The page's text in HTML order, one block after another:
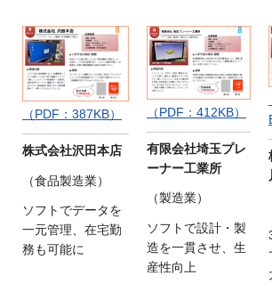
（PDF：387KB）
株式会社沢田本店
（食品製造業）
ソフトでデータを
一元管理、在宅勤
務も可能に
（PDF：412KB）
有限会社埼玉プレ
ーナー工業所
（製造業）
ソフトで設計・製
造を一貫させ、生
産性向上